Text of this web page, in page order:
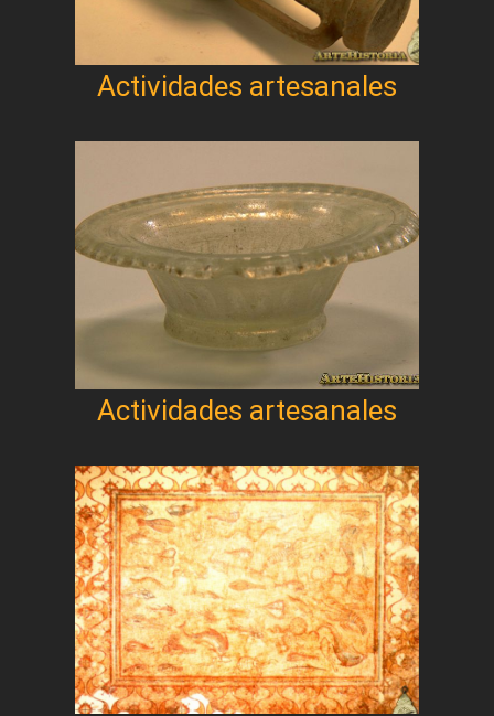
Actividades artesanales
Actividades artesanales